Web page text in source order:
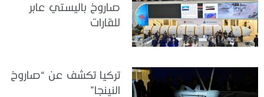
صاروخ باليستي عابر
للقارات
تركيا تكشف عن “صاروخ
النينجا”